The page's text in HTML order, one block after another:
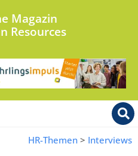
Magazin
Resources
HR-Themen > Interviews